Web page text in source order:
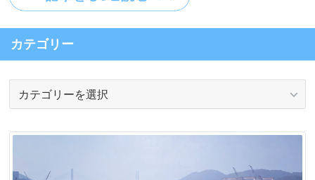
カテゴリー
リ